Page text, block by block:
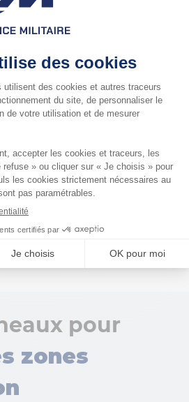
2024, seuls les
» marqués par une
entourant un flocon de
d’autres « pneus neige » est
vous devez dans ce cas
des chaînes à neige pour
l'obligation de la loi Montagne.
pour
zones